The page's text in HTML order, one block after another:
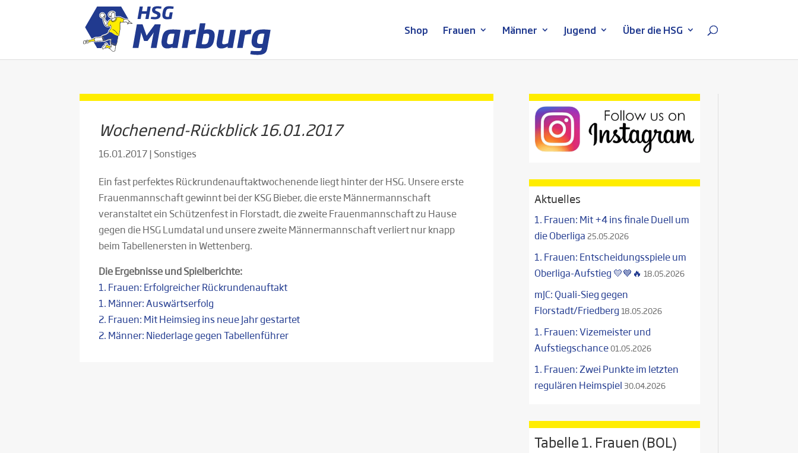
Shop Frauen Männer Jugend Über die HSG
Wochenend-Rückblick 16.01.2017
16.01.2017| Sonstiges
Ein fast perfektes Rückrundenauftaktwochenende liegt hinter der HSG. Unsere erste
Frauenmannschaft gewinnt bei der KSG Bieber, die erste Männermannschaft
veranstaltet ein Schützenfest in Florstadt, die zweite Frauenmannschaft zu Hause
gegen die HSG Lumdatal und unsere zweite Männermannschaft verliert nur knapp
beim Tabellenersten in Wettenberg.
Die Ergebnisse und Spielberichte:
1. Frauen: Erfolgreicher Rückrundenauftakt
1. Männer: Auswärtserfolg
2. Frauen: Mit Heimsieg ins neue Jahr gestartet
2. Männer: Niederlage gegen Tabellenführer
Aktuelles
1. Frauen: Mit +4 ins finale Duell um
die Oberliga 25.05.2026
1. Frauen: Entscheidungsspiele um
Oberliga-Aufstieg 💛💙🔥 18.05.2026
mJC: Quali-Sieg gegen
Florstadt/Friedberg 18.05.2026
1. Frauen: Vizemeister und
Aufstiegschance01.05.2026
1. Frauen: Zwei Punkte im letzten
regulären Heimspiel 30.04.2026
Tabelle 1. Frauen (BOL)